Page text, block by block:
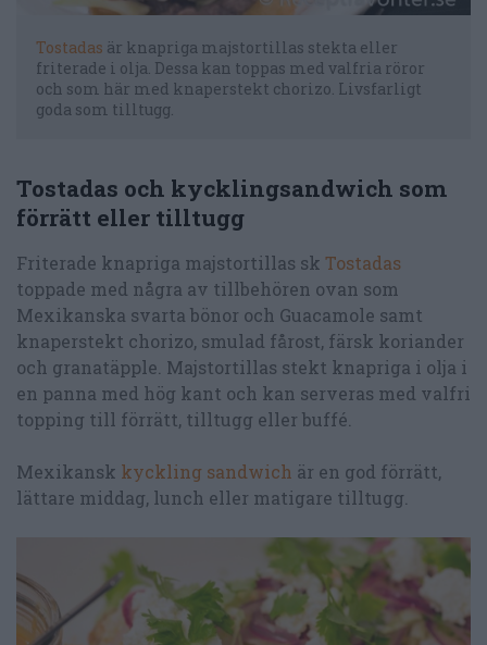
Tostadas är knapriga majstortillas stekta eller
friterade i olja. Dessa kan toppas med valfria röror
och som här med knaperstekt chorizo. Livsfarligt
goda som tilltugg.
Tostadas och kycklingsandwich som
förrätt eller tilltugg
Friterade knapriga majstortillas sk Tostadas
toppade med några av tillbehören ovan som
Mexikanska svarta bönor och Guacamole samt
knaperstekt chorizo, smulad fårost, färsk koriander
och granatäpple. Majstortillas stekt knapriga i olja i
en panna med hög kant och kan serveras med valfri
topping till förrätt, tilltugg eller buffé.
Mexikansk kyckling sandwich är en god förrätt,
lättare middag, lunch eller matigare tilltugg.